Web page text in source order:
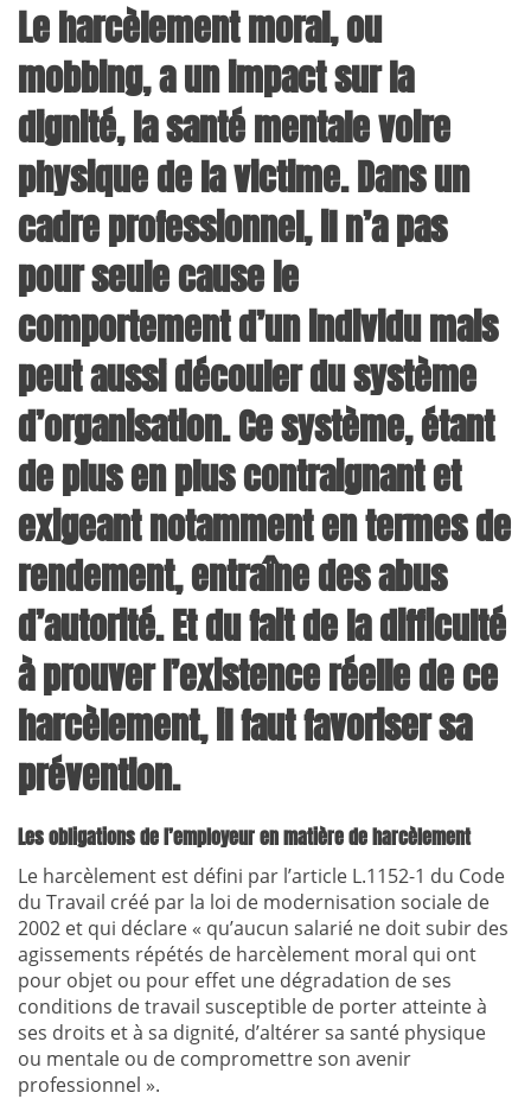
Le harcèlement moral, ou
mobbing, a un impact sur la
dignité, la santé mentale voire
physique de la victime. Dans un
cadre professionnel, il n’a pas
pour seule cause le
comportement d’un individu mais
peut aussi découler du système
d’organisation. Ce système, étant
de plus en plus contraignant et
exigeant notamment en termes de
rendement, entraîne des abus
d’autorité. Et du fait de la difficulté
à prouver l’existence réelle de ce
harcèlement, il faut favoriser sa
prévention.
Les obligations de l’employeur en matière de harcèlement
Le harcèlement est défini par l’article L.1152-1 du Code
du Travail créé par la loi de modernisation sociale de
2002 et qui déclare « qu’aucun salarié ne doit subir des
agissements répétés de harcèlement moral qui ont
pour objet ou pour effet une dégradation de ses
conditions de travail susceptible de porter atteinte à
ses droits et à sa dignité, d’altérer sa santé physique
ou mentale ou de compromettre son avenir
professionnel ».